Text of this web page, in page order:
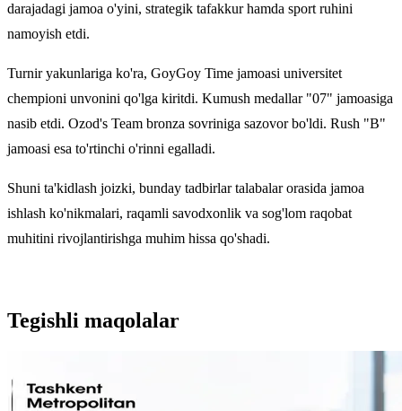
darajadagi jamoa o'yini, strategik tafakkur hamda sport ruhini
namoyish etdi.
Turnir yakunlariga ko'ra, GoyGoy Time jamoasi universitet
chempioni unvonini qo'lga kiritdi. Kumush medallar "07" jamoasiga
nasib etdi. Ozod's Team bronza sovriniga sazovor bo'ldi. Rush "B"
jamoasi esa to'rtinchi o'rinni egalladi.
Shuni ta'kidlash joizki, bunday tadbirlar talabalar orasida jamoa
ishlash ko'nikmalari, raqamli savodxonlik va sog'lom raqobat
muhitini rivojlantirishga muhim hissa qo'shadi.
Tegishli maqolalar